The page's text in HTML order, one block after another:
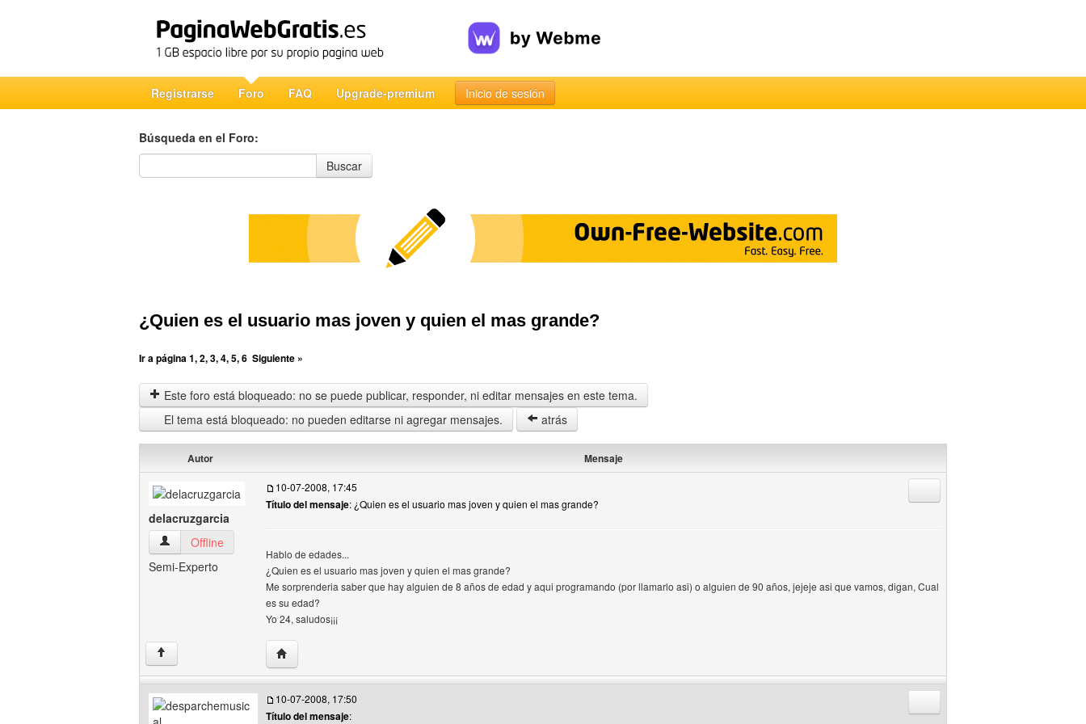
Registrarse Foro FAQ Upgrade-premium Inicio de sesión
Búsqueda en el Foro:
Búsqueda en el Foro
Buscar
¿Quien es el usuario mas joven y quien el mas grande?
Ir a página1,2,3,4,5,6 Siguiente »
Este foro está bloqueado: no se puede publicar, responder, ni editar mensajes en este tema.
El tema está bloqueado: no pueden editarse ni agregar mensajes.
atrás
Autor Mensaje
delacruzgarcia
delacruzgarcia Ver perfil del usuario
Offline
Semi-Experto
10-07-2008, 17:45
Título del mensaje: ¿Quien es el usuario mas joven y quien el mas grande?
Hablo de edades...
¿Quien es el usuario mas joven y quien el mas grande?
Me sorprenderia saber que hay alguien de 8 años de edad y aqui programando (por llamarlo asi) o alguien de 90 años, jejeje asi que vamos, digan, Cual
es su edad?
Yo 24, saludos¡¡¡
↑ Visitar sitio web del autor: delacruzgarcia
10-07-2008, 17:50
Título del mensaje: